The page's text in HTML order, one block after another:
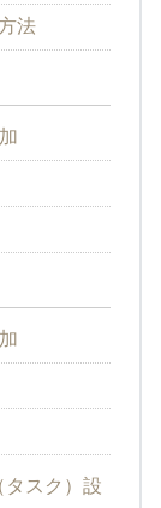
法
スク）設